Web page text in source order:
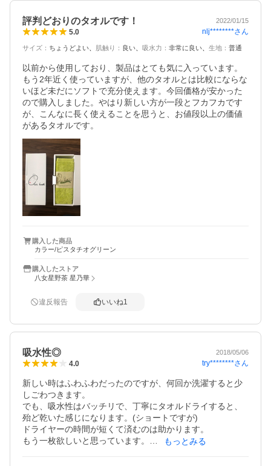
評判どおりのタオルです！ 2022/01/15
5.0 nlj********さん
サイズ ： ちょうどよい 肌触り ： 良い 吸水力 ： 非常に良い 生地 ： 普通
以前から使用しており、製品はとても気に入っています。
もう2年近く使っていますが、他のタオルとは比較にならな
いほど未だにソフトで充分使えます。今回価格が安かった
ので購入しました。やはり新しい方が一段とフカフカです
が、こんなに長く使えることを思うと、お値段以上の価値
があるタオルです。
購入した商品
カラー/ピスタチオグリーン
購入したストア
八女星野茶 星乃華
違反報告 いいね1
吸水性◎ 2018/05/06
4.0 try********さん
新しい時はふわふわだったのですが、何回か洗濯すると少
しごわつきます。
でも、吸水性はバッチリで、丁寧にタオルドライすると、
殆ど乾いた感じになります。(ショートですが)
ドライヤーの時間が短くて済むのは助かります。
もう一枚欲しいと思っています。
もっとみる